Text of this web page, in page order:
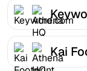
Kai